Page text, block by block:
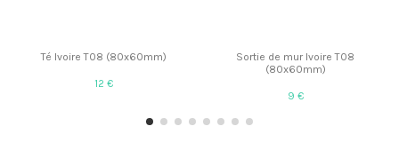
Té Ivoire T08 (80x60mm)
12 €
Sortie de mur Ivoire T08
(80x60mm)
9 €